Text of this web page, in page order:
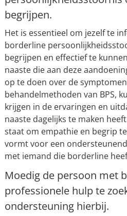
begrijpen.
Het is essentieel om jezelf te
borderline
begrijpen en effectief te
naaste die aan deze
op te doen over de
behandelmethoden van BPS,
krijgen in de ervaringen en
naaste dagelijks te maken
staat om empathie en begrip
vormt voor een
met iemand die borderline
Moedig de persoon met
professionele hulp te
ondersteuning hierbij.